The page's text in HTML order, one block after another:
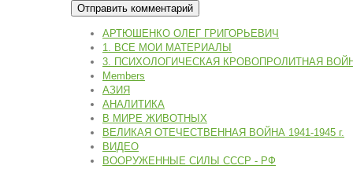
АРТЮШЕНКО ОЛЕГ ГРИГОРЬЕВИЧ
1. ВСЕ МОИ МАТЕРИАЛЫ
3. ПСИХОЛОГИЧЕСКАЯ КРОВОПРОЛИТНАЯ
Members
АЗИЯ
АНАЛИТИКА
В МИРЕ ЖИВОТНЫХ
ВЕЛИКАЯ ОТЕЧЕСТВЕННАЯ ВОЙНА 1941-1945 г.
ВИДЕО
ВООРУЖЕННЫЕ СИЛЫ СССР - РФ